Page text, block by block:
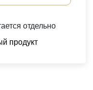
отдельно
продукт